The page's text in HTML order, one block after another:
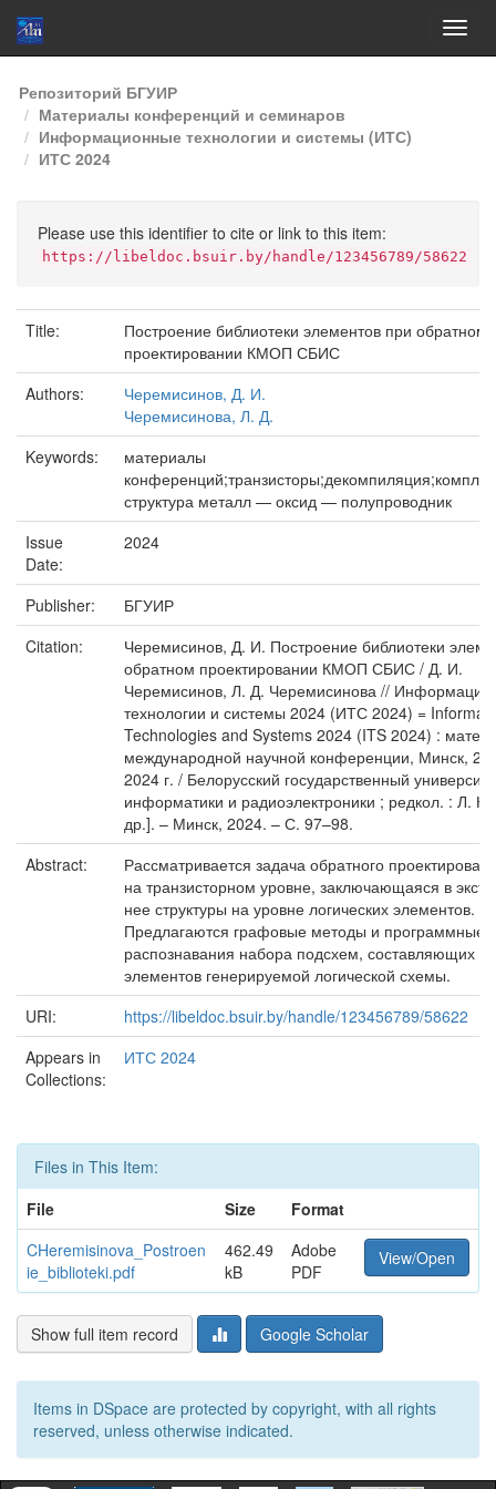
Skip
navigation
Репозиторий БГУИР
Материалы конференций и семинаров
Информационные технологии и системы (ИТС)
ИТС 2024
Please use this identifier to cite or link to this item:
https://libeldoc.bsuir.by/handle/123456789/58622
Title:
Построение библиотеки элементов при обратном
проектировании КМОП СБИС
Authors:
Черемисинов, Д. И.
Черемисинова, Л. Д.
Keywords:
материалы
структура металл — оксид — полупроводник
Issue
Date:
2024
Publisher:
БГУИР
Citation:
Черемисинов, Д. И. Построение библиотеки
обратном проектировании КМОП СБИС / Д. И.
Черемисинов, Л. Д. Черемисинова //
технологии и системы 2024 (ИТС 2024) =
Technologies and Systems 2024 (ITS 2024) :
международной научной конференции, Минск, 20
2024 г. / Белорусский государственный
информатики и радиоэлектроники ; редкол. : Л.
др.]. – Минск, 2024. – С. 97–98.
Abstract:
Рассматривается задача обратного
на транзисторном уровне, заключающаяся в
нее структуры на уровне логических элементов.
Предлагаются графовые методы и программные
распознавания набора подсхем, составляющих
элементов генерируемой логической схемы.
URI:
https://libeldoc.bsuir.by/handle/123456789/58622
Appears in
Collections:
ИТС 2024
Files in This Item:
File
Size
Format
CHeremisinova_Postroen
ie_biblioteki.pdf
462.49
kB
Adobe
PDF
View/Open
Show full item record Google Scholar
Items in DSpace are protected by copyright, with all rights
reserved, unless otherwise indicated.